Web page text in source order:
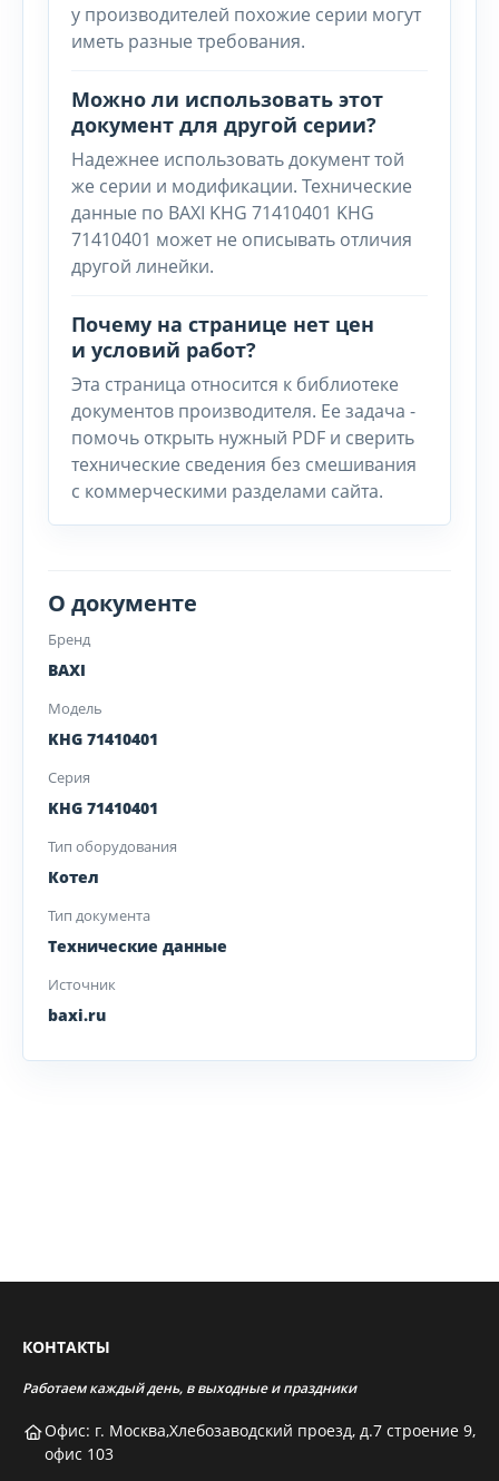
у производителей похожие серии могут
иметь разные требования.
Можно ли использовать этот
документ для другой серии?
Надежнее использовать документ той
же серии и модификации. Технические
данные по BAXI KHG 71410401 KHG
71410401 может не описывать отличия
другой линейки.
Почему на странице нет цен
и условий работ?
Эта страница относится к библиотеке
документов производителя. Ее задача -
помочь открыть нужный PDF и сверить
технические сведения без смешивания
с коммерческими разделами сайта.
О документе
Бренд
BAXI
Модель
KHG 71410401
Серия
KHG 71410401
Тип оборудования
Котел
Тип документа
Технические данные
Источник
baxi.ru
КОНТАКТЫ
Работаем каждый день, в выходные и праздники
Офис: г. Москва,Хлебозаводский проезд, д.7 строение 9,
офис 103